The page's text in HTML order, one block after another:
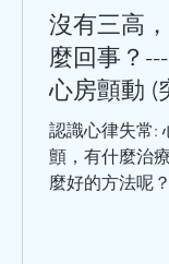
病史（如巨細
門螺旋桿菌等
病，冠心病是
病，處於這個
活中，出現哪
勞累或工作緊
心前區悶痛，
沒有三高
麼回事？
心房顫動 (
動)
認識心律失常:
顫，有什麼治
麼好的方法呢？